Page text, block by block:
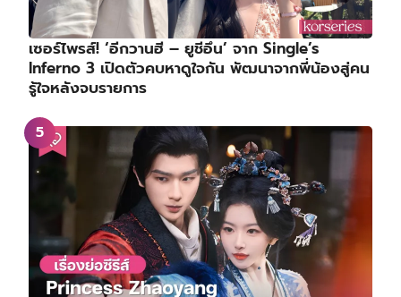
เซอร์ไพรส์! ‘อีกวานฮี – ยูชีอึน’ จาก Single’s
Inferno 3 เปิดตัวคบหาดูใจกัน พัฒนาจากพี่น้องสู่คน
รู้ใจหลังจบรายการ